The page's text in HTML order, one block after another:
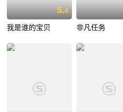
5.4
我是谁的宝贝 非凡任务